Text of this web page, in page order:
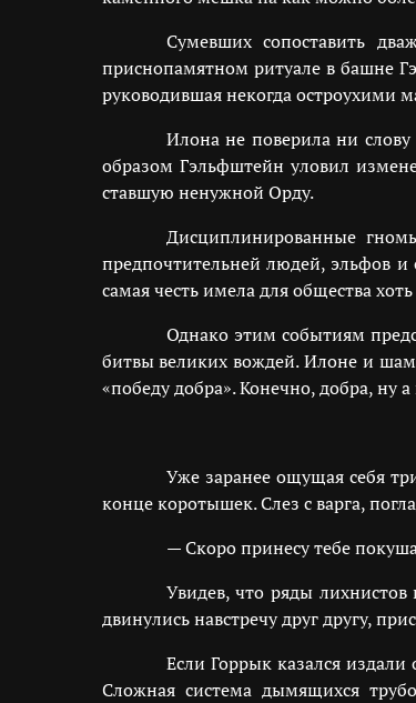
Сумевших сопоставить
приснопамятном ритуале в башне
руководившая некогда остроухими
Илона не поверила ни
образом Гэльфштейн уловил
ставшую ненужной Орду.
Дисциплинированные
предпочтительней людей, эльфов
самая честь имела для общества
Однако этим событиям
битвы великих вождей. Илоне и
«победу добра». Конечно, добра,
Уже заранее ощущая себя
конце коротышек. Слез с варга,
— Скоро принесу тебе
Увидев, что ряды лихнистов
двинулись навстречу друг другу,
Если Горрык казался
Сложная система дымящихся